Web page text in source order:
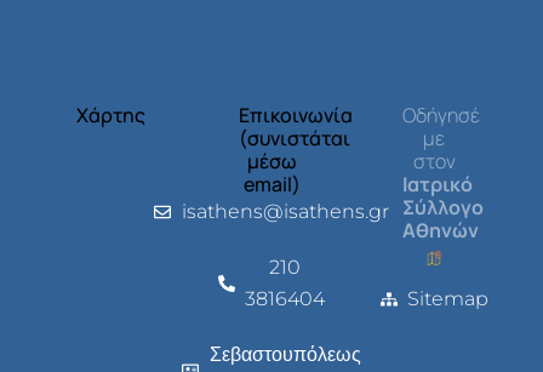
Χάρτης
Επικοινωνία
(συνιστάται
μέσω
email)
isathens@isathens.gr
210
3816404
Σεβαστουπόλεως
Οδήγησέ
με
στον
Ιατρικό
Σύλλογο
Αθηνών
Sitemap